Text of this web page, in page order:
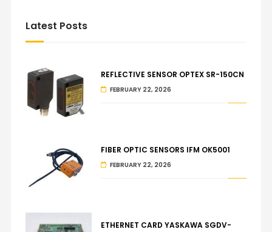
Latest Posts
REFLECTIVE SENSOR OPTEX SR-150CN
FEBRUARY 22, 2026
FIBER OPTIC SENSORS IFM OK5001
FEBRUARY 22, 2026
ETHERNET CARD YASKAWA SGDV-